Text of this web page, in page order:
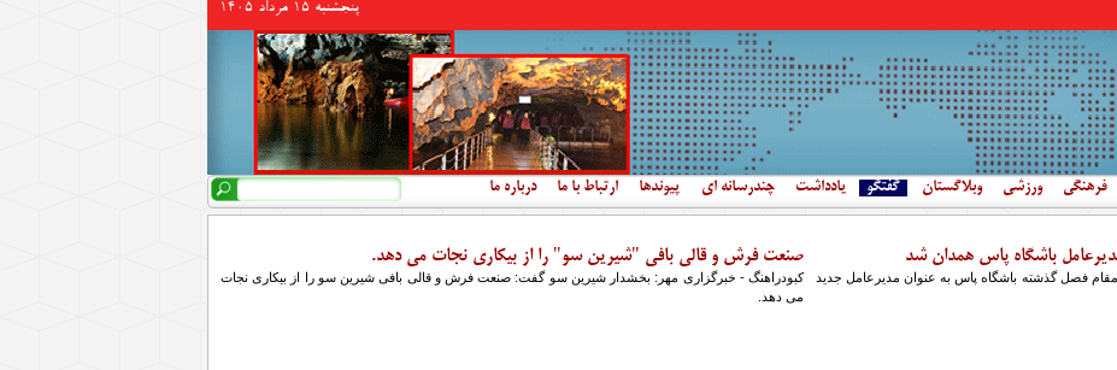
پنجشنبه 15 مرداد 1405
فرهنگی ورزشی وبلاگستان گفتگو یادداشت چندرسانه ای پیوندها ارتباط با ما درباره ما فرم جستجو
جستجو
باشگاه پاس همدان شد
مقام فصل گذشته باشگاه پاس به عنوان مدیرعامل جدید
صنعت فرش و قالی بافی "شیرین سو" را از بیکاری نجات می دهد.
کبودراهنگ - خبرگزاری مهر: بخشدار شیرین سو گفت: صنعت فرش و قالی بافی شیرین سو را از بیکاری نجات
می دهد.